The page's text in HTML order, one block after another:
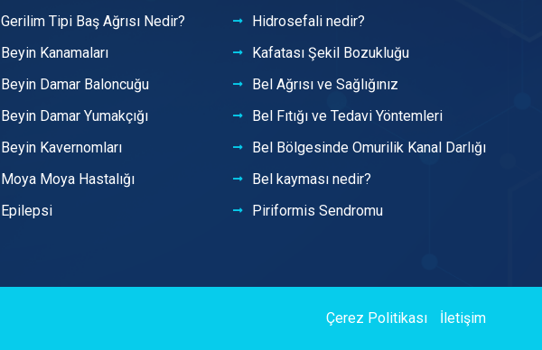
Gerilim Tipi Baş Ağrısı Nedir?
Beyin Kanamaları
Beyin Damar Baloncuğu
Beyin Damar Yumakçığı
Beyin Kavernomları
Moya Moya Hastalığı
Epilepsi
Hidrosefali nedir?
Kafatası Şekil Bozukluğu
Bel Ağrısı ve Sağlığınız
Bel Fıtığı ve Tedavi Yöntemleri
Bel Bölgesinde Omurilik Kanal Darlığı
Bel kayması nedir?
Piriformis Sendromu
Çerez Politikası İletişim